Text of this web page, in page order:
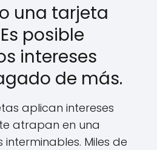
una tarjeta
posible
intereses
de más.
aplican intereses
atrapan en una
Miles de